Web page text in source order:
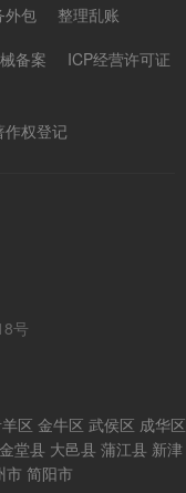
外包 整理乱账
备案
ICP经营许可证
作权登记
号
区 金牛区 武侯区 成华区
堂县 大邑县 蒲江县 新津
市 简阳市